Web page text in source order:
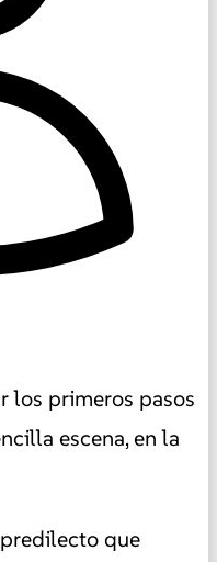
los primeros pasos
escena, en la
que